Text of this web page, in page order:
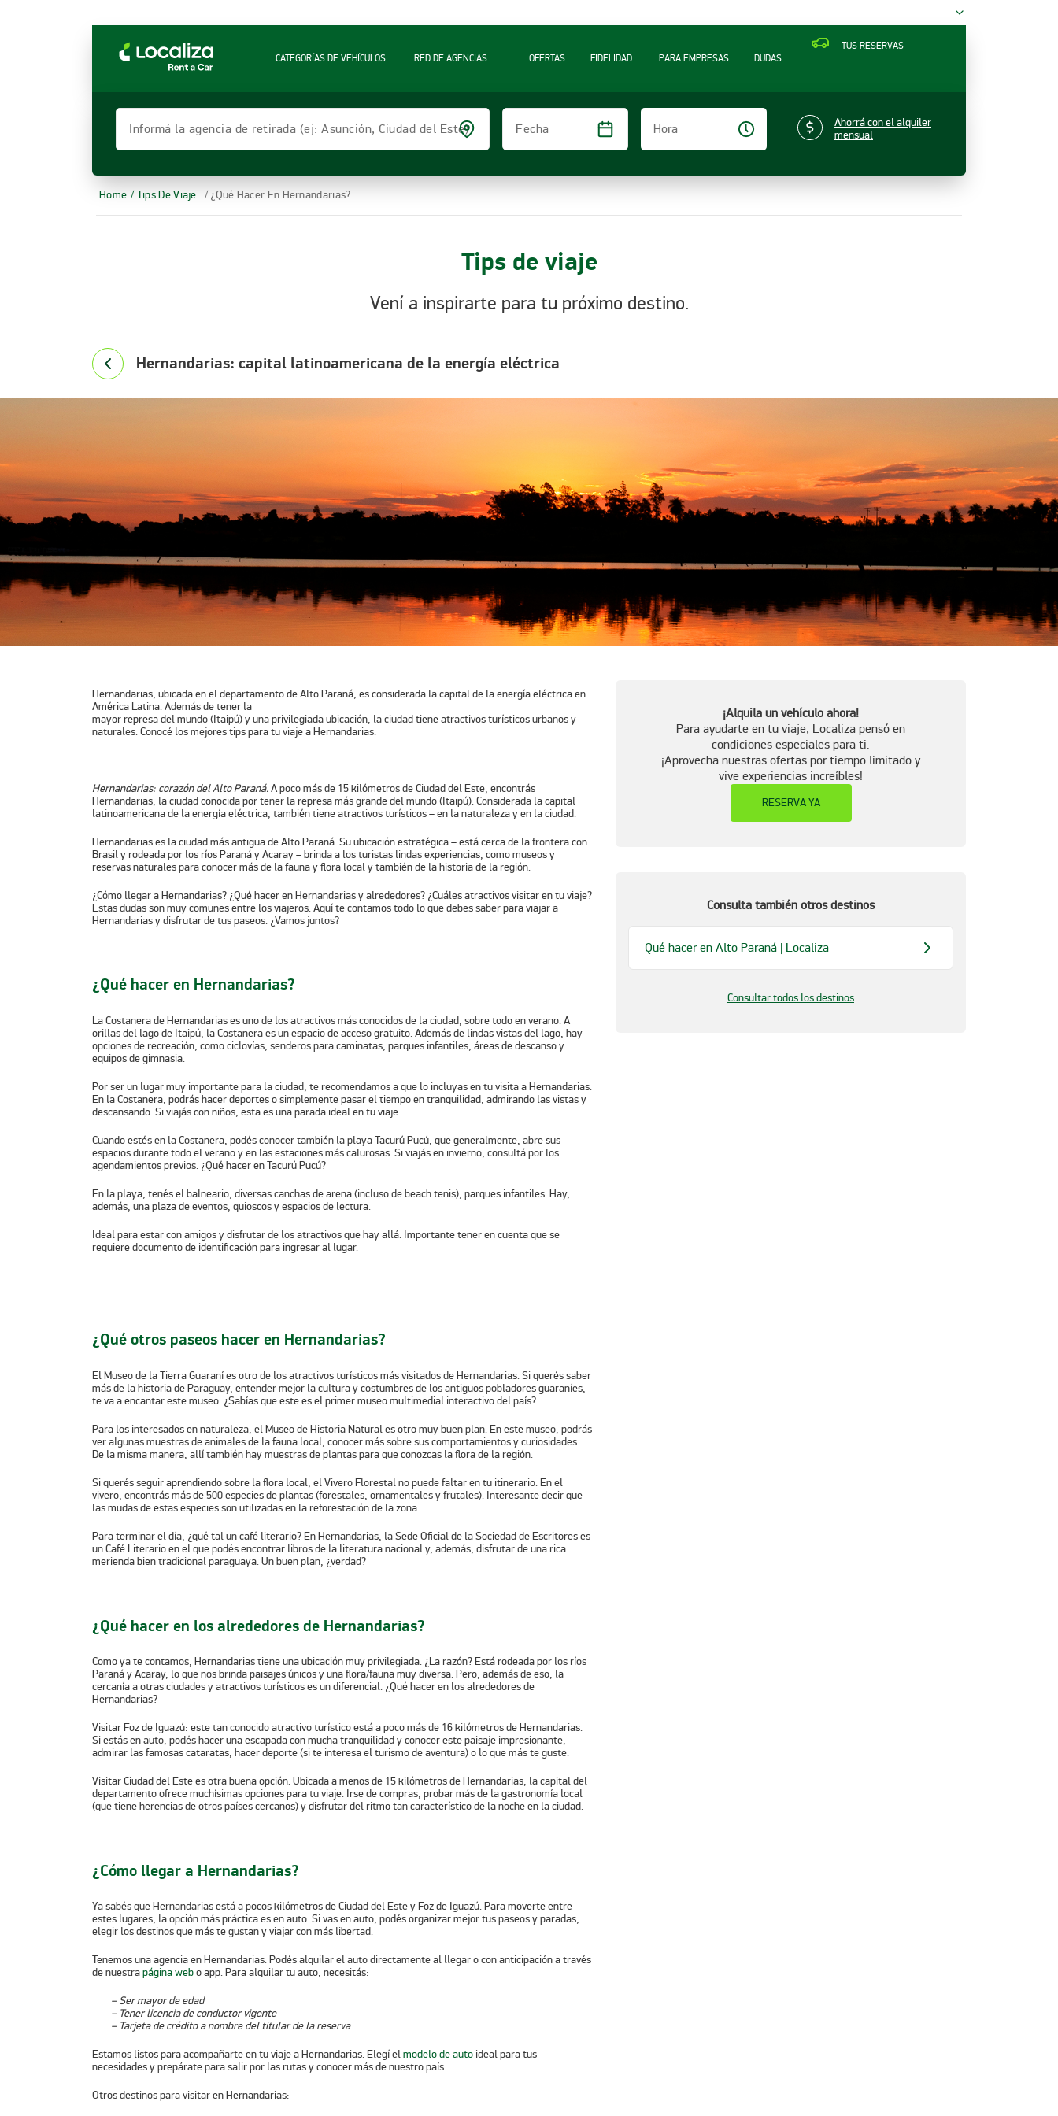
TUS RESERVAS
CATEGORÍAS DE VEHÍCULOS
RED DE AGENCIAS OFERTAS FIDELIDAD PARA EMPRESAS DUDAS
Informá la agencia de retirada (ej: Asunción, Ciudad del Este) Fecha
Hora
Ahorrá con el alquiler
mensual
Home / Tips De Viaje / ¿Qué Hacer En Hernandarias?
Tips de viaje
Vení a inspirarte para tu próximo destino.
Hernandarias: capital latinoamericana de la energía eléctrica
Hernandarias, ubicada en el departamento de Alto Paraná, es considerada la capital de la energía eléctrica en
América Latina. Además de tener la
mayor represa del mundo (Itaipú) y una privilegiada ubicación, la ciudad tiene atractivos turísticos urbanos y
naturales. Conocé los mejores tips para tu viaje a Hernandarias.
Hernandarias: corazón del Alto Paraná.A poco más de 15 kilómetros de Ciudad del Este, encontrás
Hernandarias, la ciudad conocida por tener la represa más grande del mundo (Itaipú). Considerada la capital
latinoamericana de la energía eléctrica, también tiene atractivos turísticos – en la naturaleza y en la ciudad.
Hernandarias es la ciudad más antigua de Alto Paraná. Su ubicación estratégica – está cerca de la frontera con
Brasil y rodeada por los ríos Paraná y Acaray – brinda a los turistas lindas experiencias, como museos y
reservas naturales para conocer más de la fauna y flora local y también de la historia de la región.
¿Cómo llegar a Hernandarias? ¿Qué hacer en Hernandarias y alrededores? ¿Cuáles atractivos visitar en tu viaje?
Estas dudas son muy comunes entre los viajeros. Aquí te contamos todo lo que debes saber para viajar a
Hernandarias y disfrutar de tus paseos. ¿Vamos juntos?
¿Qué hacer en Hernandarias?
LaCostanera de Hernandariases uno de los atractivos más conocidos de la ciudad, sobre todo en verano. A
orillas del lago de Itaipú, la Costanera es un espacio de acceso gratuito. Además de lindas vistas del lago, hay
opciones de recreación, como ciclovías, senderos para caminatas, parques infantiles, áreas de descanso y
equipos de gimnasia.
Por ser un lugar muy importante para la ciudad, te recomendamos a que lo incluyas en tu visita a Hernandarias.
En la Costanera, podrás hacer deportes o simplemente pasar el tiempo en tranquilidad, admirando las vistas y
descansando. Si viajás con niños, esta es una parada ideal en tu viaje.
Cuando estés en la Costanera, podés conocer también laplaya Tacurú Pucú, que generalmente, abre sus
espacios durante todo el verano y en las estaciones más calurosas. Si viajás en invierno, consultá por los
agendamientos previos. ¿Qué hacer en Tacurú Pucú?
En la playa, tenés el balneario, diversas canchas de arena (incluso de beach tenis), parques infantiles. Hay,
además, una plaza de eventos, quioscos y espacios de lectura.
Ideal para estar con amigos y disfrutar de los atractivos que hay allá. Importante tener en cuenta que se
requiere documento de identificación para ingresar al lugar.
¿Qué otros paseos hacer en Hernandarias?
ElMuseo de la Tierra Guaraníes otro de los atractivos turísticos más visitados de Hernandarias. Si querés saber
más de la historia de Paraguay, entender mejor la cultura y costumbres de los antiguos pobladores guaraníes,
te va a encantar este museo. ¿Sabías que este es el primer museo multimedial interactivo del país?
Para los interesados en naturaleza, elMuseo de Historia Naturales otro muy buen plan. En este museo, podrás
ver algunas muestras de animales de la fauna local, conocer más sobre sus comportamientos y curiosidades.
De la misma manera, allí también hay muestras de plantas para que conozcas la flora de la región.
Si querés seguir aprendiendo sobre la flora local, elVivero Florestalno puede faltar en tu itinerario. En el
vivero, encontrás más de 500 especies de plantas (forestales, ornamentales y frutales). Interesante decir que
las mudas de estas especies son utilizadas en la reforestación de la zona.
Para terminar el día, ¿qué tal un café literario? En Hernandarias, la Sede Oficial de la Sociedad de Escritores es
un Café Literario en el que podés encontrar libros de la literatura nacional y, además, disfrutar de una rica
merienda bien tradicional paraguaya. Un buen plan, ¿verdad?
¿Qué hacer en los alrededores de Hernandarias?
Como ya te contamos, Hernandarias tiene una ubicación muy privilegiada. ¿La razón? Está rodeada por los ríos
Paraná y Acaray, lo que nos brinda paisajes únicos y una flora/fauna muy diversa. Pero, además de eso, la
cercanía a otras ciudades y atractivos turísticos es un diferencial. ¿Qué hacer en los alrededores de
Hernandarias?
VisitarFoz de Iguazú: este tan conocido atractivo turístico está a poco más de 16 kilómetros de Hernandarias.
Si estás en auto, podés hacer una escapada con mucha tranquilidad y conocer este paisaje impresionante,
admirar las famosas cataratas, hacer deporte (si te interesa el turismo de aventura) o lo que más te guste.
VisitarCiudad del Estees otra buena opción. Ubicada a menos de 15 kilómetros de Hernandarias, la capital del
departamento ofrece muchísimas opciones para tu viaje. Irse de compras, probar más de la gastronomía local
(que tiene herencias de otros países cercanos) y disfrutar del ritmo tan característico de la noche en la ciudad.
¿Cómo llegar a Hernandarias?
Ya sabés que Hernandarias está a pocos kilómetros de Ciudad del Este y Foz de Iguazú. Para moverte entre
estes lugares, la opción más práctica es en auto. Si vas en auto, podés organizar mejor tus paseos y paradas,
elegir los destinos que más te gustan y viajar con más libertad.
Tenemos una agencia en Hernandarias. Podés alquilar el auto directamente al llegar o con anticipación a través
de nuestrapágina webo app. Para alquilar tu auto, necesitás:
– Ser mayor de edad
– Tener licencia de conductor vigente
– Tarjeta de crédito a nombre del titular de la reserva
Estamos listos para acompañarte en tu viaje a Hernandarias. Elegí elmodelo de auto ideal para tus
necesidades y prepárate para salir por las rutas y conocer más de nuestro país.
Otros destinos para visitar en Hernandarias:
¡Alquila un vehículo ahora!
Para ayudarte en tu viaje, Localiza pensó en
condiciones especiales para ti.
¡Aprovecha nuestras ofertas por tiempo limitado y
vive experiencias increíbles!
RESERVA YA
Consulta también otros destinos
Qué hacer en Alto Paraná | Localiza
Consultar todos los destinos